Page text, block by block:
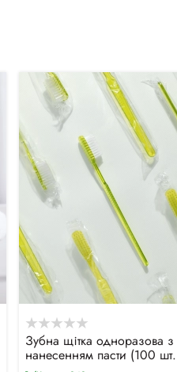
Зубна щітка одноразова з
нанесенням пасти (100